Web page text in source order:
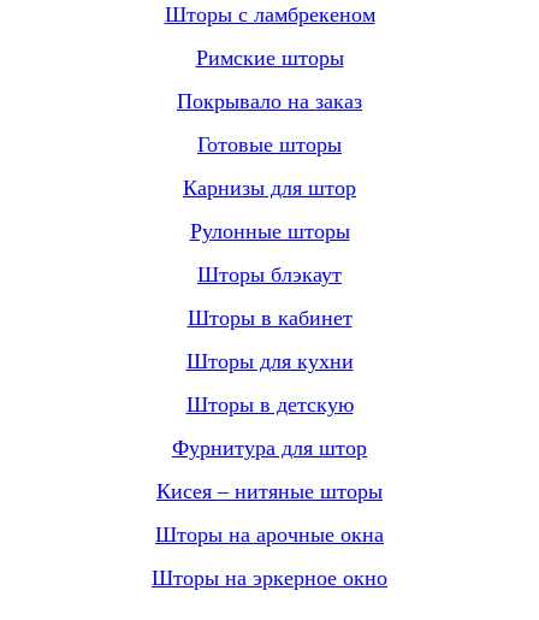
Шторы с ламбрекеном
Римские шторы
Покрывало на заказ
Готовые шторы
Карнизы для штор
Рулонные шторы
Шторы блэкаут
Шторы в кабинет
Шторы для кухни
Шторы в детскую
Фурнитура для штор
Кисея – нитяные шторы
Шторы на арочные окна
Шторы на эркерное окно